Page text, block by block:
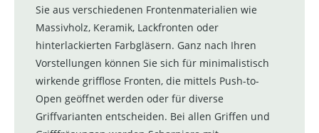
Sie aus verschiedenen Frontenmaterialien wie
Massivholz, Keramik, Lackfronten oder
hinterlackierten Farbgläsern. Ganz nach Ihren
Vorstellungen können Sie sich für minimalistisch
wirkende grifflose Fronten, die mittels Push-to-
Open geöffnet werden oder für diverse
Griffvarianten entscheiden. Bei allen Griffen und